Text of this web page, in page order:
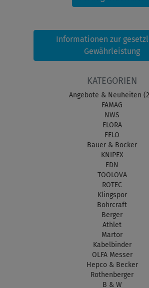
Informationen zur
Gewährleistung
KATEGORIEN
Angebote & Neuheiten
FAMAG
NWS
ELORA
FELO
Bauer & Böcker
KNIPEX
EDN
TOOLOVA
ROTEC
Klingspor
Bohrcraft
Berger
Athlet
Martor
Kabelbinder
OLFA Messer
Hepco & Becker
Rothenberger
B & W